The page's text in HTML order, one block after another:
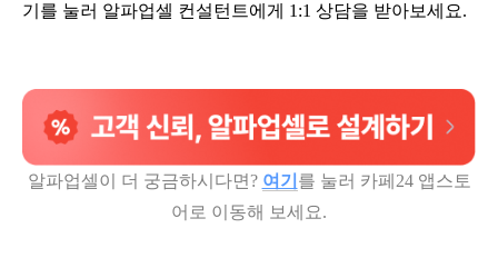
기를 눌러 알파업셀 컨설턴트에게 1:1 상담을 받아보세요.
알파업셀이 더 궁금하시다면? 여기 를 눌러 카페24 앱스토
어로 이동해 보세요.